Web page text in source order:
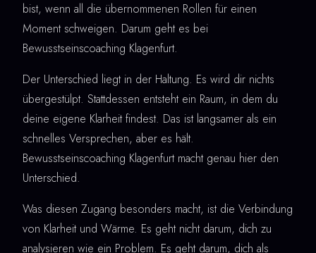
bist, wenn all die übernommenen Rollen für einen
Moment schweigen. Darum geht es bei
Bewusstseinscoaching Klagenfurt.
Der Unterschied liegt in der Haltung. Es wird dir nichts
übergestülpt. Stattdessen entsteht ein Raum, in dem du
deine eigene Klarheit findest. Das ist langsamer als ein
schnelles Versprechen, aber es hält.
Bewusstseinscoaching Klagenfurt macht genau hier den
Unterschied.
Was diesen Zugang besonders macht, ist die Verbindung
von Klarheit und Wärme. Es geht nicht darum, dich zu
analysieren wie ein Problem. Es geht darum, dich als